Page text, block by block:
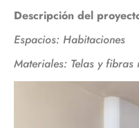
Descripción del
Espacios: Habitaciones
Materiales: Telas y fibras